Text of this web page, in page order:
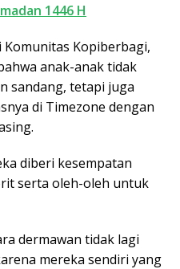
1446 H
Kopiberbagi,
anak-anak tidak
sandang, tetapi juga
di Timezone dengan
diberi kesempatan
serta oleh-oleh untuk
dermawan tidak lagi
mereka sendiri yang